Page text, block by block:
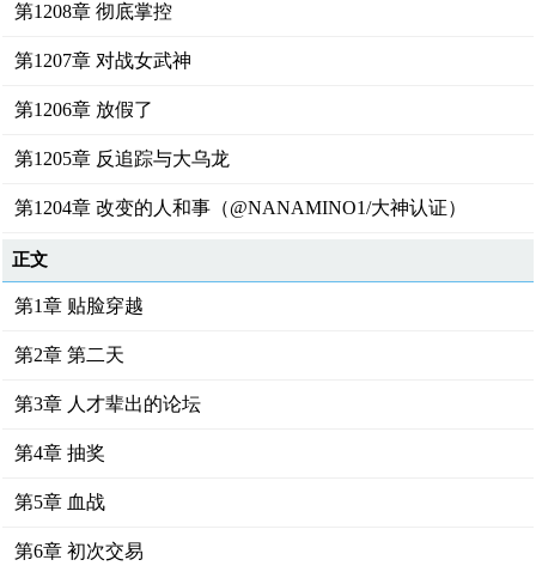
第1208章 彻底掌控
第1207章 对战女武神
第1206章 放假了
第1205章 反追踪与大乌龙
第1204章 改变的人和事（@NANAMINO1/大神认证）
正文
第1章 贴脸穿越
第2章 第二天
第3章 人才辈出的论坛
第4章 抽奖
第5章 血战
第6章 初次交易